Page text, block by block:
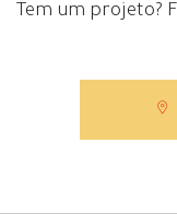
Tem um projeto?